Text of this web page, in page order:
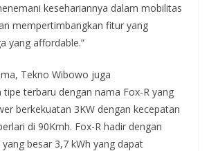
kesehariannya dalam mobilitas
mempertimbangkan fitur yang
yang affordable.”
Tekno Wibowo juga
terbaru dengan nama Fox-R yang
berkekuatan 3KW dengan kecepatan
di 90Kmh. Fox-R hadir dengan
besar 3,7 kWh yang dapat